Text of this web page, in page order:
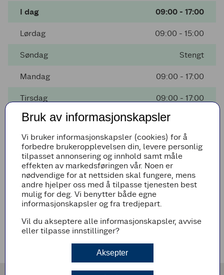
I dag 09:00 - 17:00
Lørdag 09:00 - 15:00
Søndag Stengt
Mandag 09:00 - 17:00
Tirsdag 09:00 - 17:00
Onsdag 09:00 - 17:00
Torsdag 09:00 - 17:00
Fredag 09:00 - 17:00
Avvikende åpningstider
Det er ingen avvikende åpningstider i nærmeste fremtid
Bruk av informasjonskapsler
Vi bruker informasjonskapsler (cookies) for å
forbedre brukeropplevelsen din, levere personlig
tilpasset annonsering og innhold samt måle
effekten av markedsføringen vår. Noen er
nødvendige for at nettsiden skal fungere, mens
andre hjelper oss med å tilpasse tjenesten best
mulig for deg. Vi benytter både egne
informasjonskapsler og fra tredjepart.
Vil du akseptere alle informasjonskapsler, avvise
eller tilpasse innstillinger?
Aksepter